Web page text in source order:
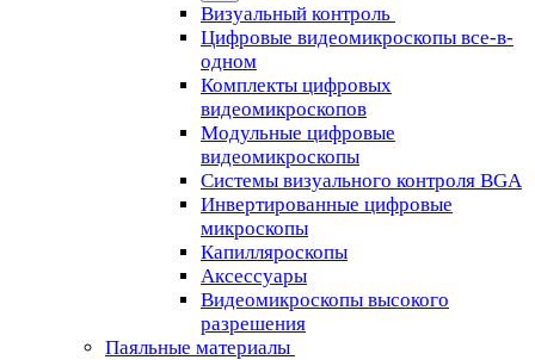
Визуальный контроль
Цифровые видеомикроскопы все-в-
одном
Комплекты цифровых
видеомикроскопов
Модульные цифровые
видеомикроскопы
Cистемы визуального контроля BGA
Инвертированные цифровые
микроскопы
Капилляроскопы
Аксессуары
Видеомикроскопы высокого
разрешения
Паяльные материалы